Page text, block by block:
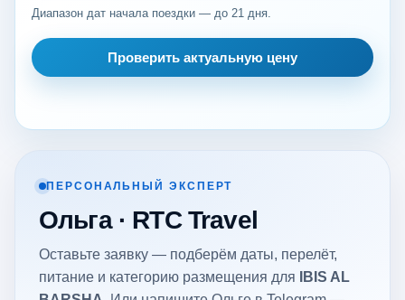
Диапазон дат начала поездки — до 21 дня.
Проверить актуальную цену
ПЕРСОНАЛЬНЫЙ ЭКСПЕРТ
Ольга · RTC Travel
Оставьте заявку — подберём даты, перелёт,
питание и категорию размещения для
IBIS AL